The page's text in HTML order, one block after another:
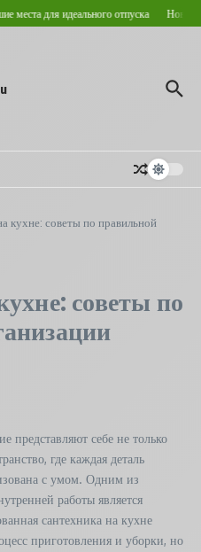
для идеального отпуска
кухне: советы по правильной
советы по
представляют себе не только
где каждая деталь
с умом. Одним из
работы является
сантехника на кухне
приготовления и уборки, но